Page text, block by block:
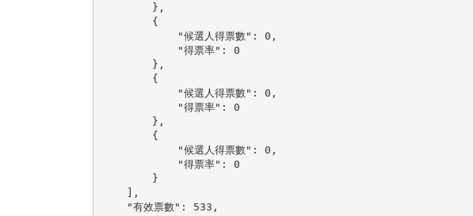
        },
        {
            "候選人得票數": 0,
            "得票率": 0
        },
        {
            "候選人得票數": 0,
            "得票率": 0
        },
        {
            "候選人得票數": 0,
            "得票率": 0
        }
    ],
    "有效票數": 533,